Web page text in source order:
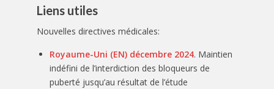
Liens utiles
Nouvelles directives médicales:
Royaume-Uni (EN) décembre 2024. Maintien
indéfini de l’interdiction des bloqueurs de
puberté jusqu’au résultat de l’étude